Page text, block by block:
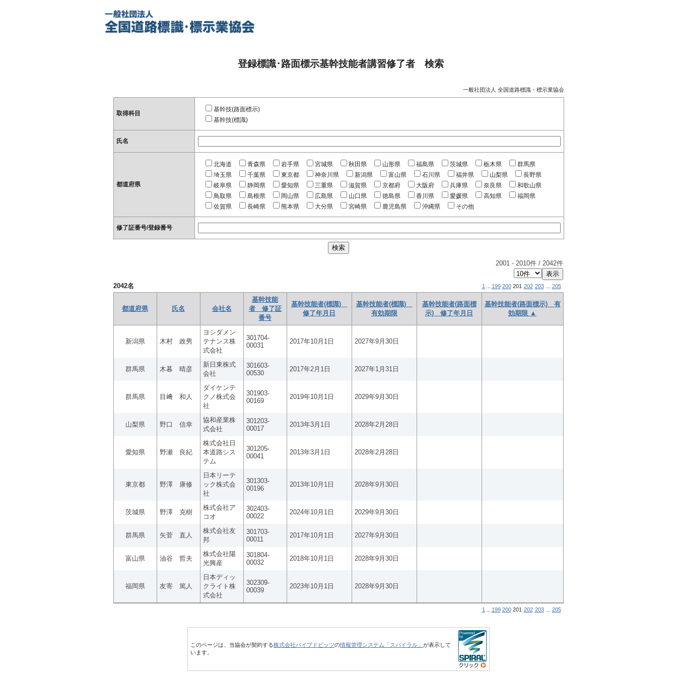
登録標識･路面標示基幹技能者講習修了者 検索
一般社団法人 全国道路標識・標示業協会
取得科目
基幹技(路面標示)
基幹技(標識)
氏名
都道府県
北海道 青森県 岩手県 宮城県 秋田県 山形県 福島県 茨城県 栃木県
群馬県
埼玉県
千葉県 東京都 神奈川県 新潟県 富山県 石川県 福井県 山梨県
長野県
岐阜県
静岡県 愛知県 三重県 滋賀県 京都府 大阪府 兵庫県 奈良県
和歌山県
鳥取県
島根県 岡山県 広島県 山口県 徳島県 香川県 愛媛県 高知県
福岡県
佐賀県
長崎県 熊本県 大分県 宮崎県 鹿児島県 沖縄県 その他
修了証番号/登録番号
2001- 2010件 / 2042件
2042名 1 199 200 201 202 203 205
都道府県 氏名 会社名
基幹技能
者 修了証
番号
基幹技能者(標識)
修了年月日
基幹技能者(標識)
有効期限
基幹技能者(路面標
示) 修了年月日
基幹技能者(路面標示) 有
効期限 ▲
新潟県 木村 政男
ヨシダメン
テナンス株
式会社
301704-
00031
2017年10月1日 2027年9月30日
群馬県 木暮 晴彦
新日東株式
会社
301603-
00530
2017年2月1日 2027年1月31日
群馬県 目﨑 和人
ダイケンテ
クノ株式会
社
301903-
00169
2019年10月1日 2029年9月30日
山梨県 野口 信幸
協和産業株
式会社
301203-
00017
2013年3月1日 2028年2月28日
愛知県 野瀬 良紀
株式会社日
本道路シス
テム
301205-
00041
2013年3月1日 2028年2月28日
東京都 野澤 康修
日本リーテ
ック株式会
社
301303-
00196
2013年10月1日 2028年9月30日
茨城県 野澤 克樹
株式会社ア
コオ
302403-
00022
2024年10月1日 2029年9月30日
群馬県 矢菅 直人
株式会社友
邦
301703-
00011
2017年10月1日 2027年9月30日
富山県 油谷 哲夫
株式会社陽
光興産
301804-
00032
2018年10月1日 2028年9月30日
福岡県 友寄 篤人
日本ディッ
クライト株
式会社
302309-
00039
2023年10月1日 2028年9月30日
1 199 200 201 202 203 205
このページは、当協会が契約する株式会社パイプドビッツの情報管理システム「スパイラル」 が表示して
います。